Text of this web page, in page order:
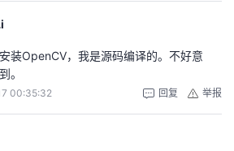
装OpenCV，我是源码编译的。不好意
。
00:35:32 举报
回复